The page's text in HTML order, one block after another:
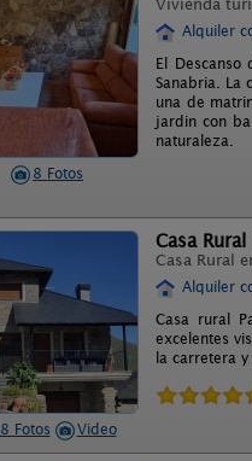
8 Fotos
Vivienda
Alquiler
El
Sanabria. La
una de
jardin con
naturaleza.
8 Fotos Video
Casa Rural
Casa Rural
Alquiler
Casa rural
excelentes
la carretera y